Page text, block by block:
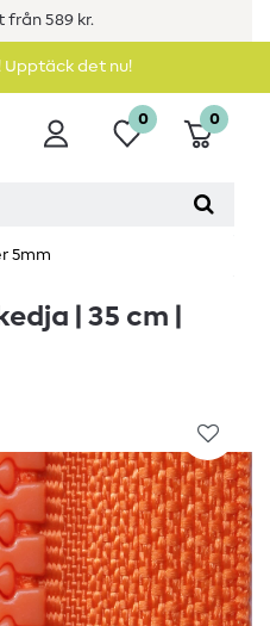
från 589 kr.
Upptäck det nu!
0 0
5mm
| 35 cm |